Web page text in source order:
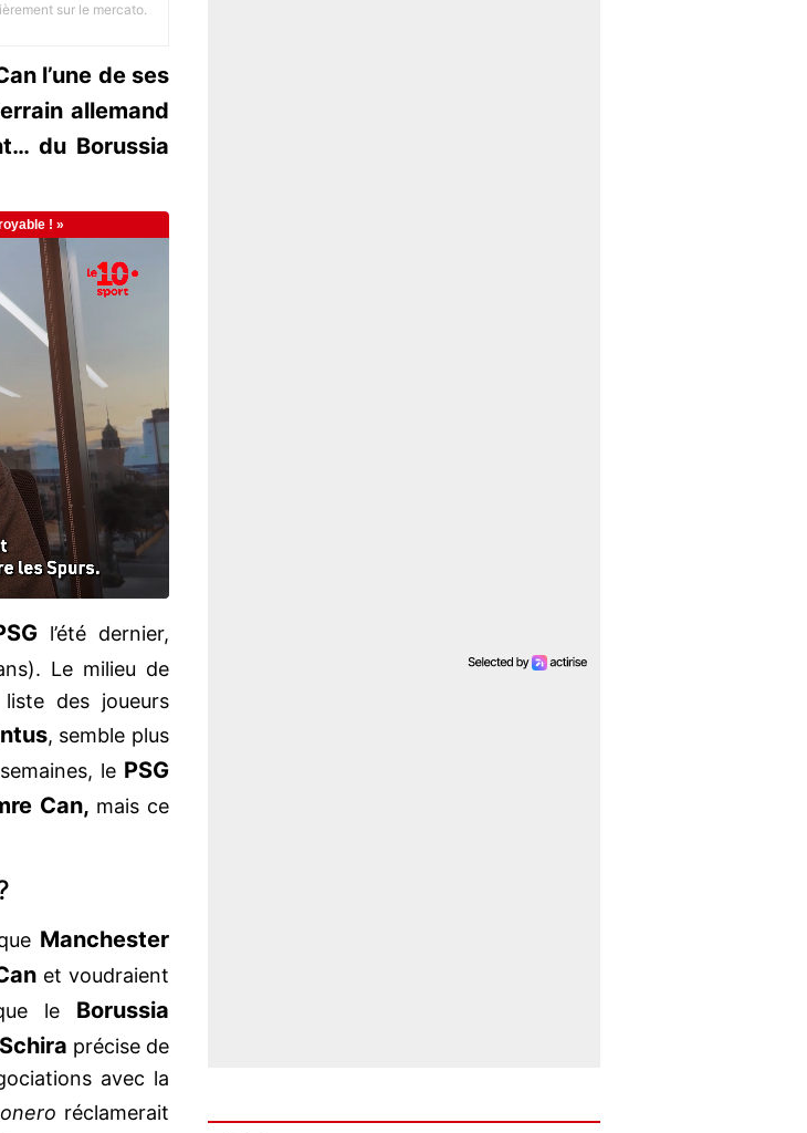
sur le mercato.
l’une de ses
allemand
du Borussia
l’été dernier,
Le milieu de
des joueurs
, semble plus
le PSG
Can, mais ce
Manchester
et voudraient
le Borussia
précise de
avec la
réclamerait